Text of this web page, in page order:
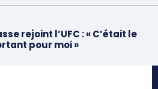
rejoint l’UFC : « C’était le
pour moi »